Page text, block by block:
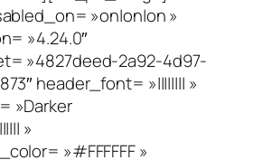
»on|on|on »
»4.24.0″
»4827deed-2a92-4d97-
header_font= »|||||||| »
»Darker
»
»#FFFFFF »